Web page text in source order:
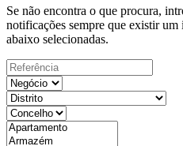
Se não encontra o que procura,
notificações sempre que existir
abaixo selecionadas.